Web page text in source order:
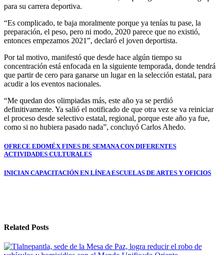
para su carrera deportiva.
“Es complicado, te baja moralmente porque ya tenías tu pase, la
preparación, el peso, pero ni modo, 2020 parece que no existió,
entonces empezamos 2021”, declaró el joven deportista.
Por tal motivo, manifestó que desde hace algún tiempo su
concentración está enfocada en la siguiente temporada, donde tendrá
que partir de cero para ganarse un lugar en la selección estatal, para
acudir a los eventos nacionales.
“Me quedan dos olimpiadas más, este año ya se perdió
definitivamente. Ya salió el notificado de que otra vez se va reiniciar
el proceso desde selectivo estatal, regional, porque este año ya fue,
como si no hubiera pasado nada”, concluyó Carlos Ahedo.
Navegación
de
entradas
OFRECE EDOMÉX FINES DE SEMANA CON DIFERENTES
ACTIVIDADES CULTURALES
INICIAN CAPACITACIÓN EN LÍNEA ESCUELAS DE ARTES Y OFICIOS
Related Posts